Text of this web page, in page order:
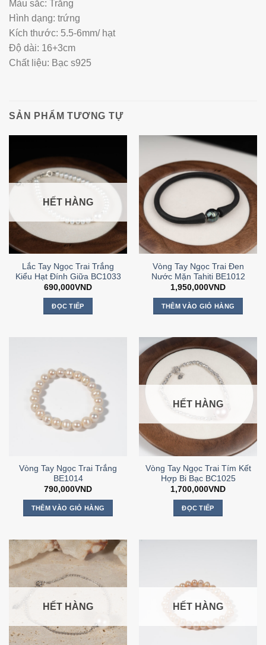
Màu sắc: Trắng
Hình dạng: trứng
Kích thước: 5.5-6mm/ hạt
Độ dài: 16+3cm
Chất liệu: Bạc s925
SẢN PHẨM TƯƠNG TỰ
HẾT HÀNG
Lắc Tay Ngọc Trai Trắng
Kiểu Hạt Đính Giữa BC1033
690,000VND
ĐỌC TIẾP
Vòng Tay Ngọc Trai Đen
Nước Mặn Tahiti BE1012
1,950,000VND
THÊM VÀO GIỎ HÀNG
Vòng Tay Ngọc Trai Trắng
BE1014
790,000VND
THÊM VÀO GIỎ HÀNG
HẾT HÀNG
Vòng Tay Ngọc Trai Tím Kết
Hợp Bi Bạc BC1025
1,700,000VND
ĐỌC TIẾP
HẾT HÀNG HẾT HÀNG